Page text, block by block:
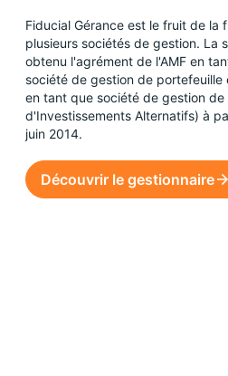
Fiducial Gérance est le fruit de la
plusieurs sociétés de gestion. La
obtenu l'agrément de l'AMF en
société de gestion de portefeuille
en tant que société de gestion de
d'Investissements Alternatifs) à
juin 2014.
Découvrir le gestionnaire